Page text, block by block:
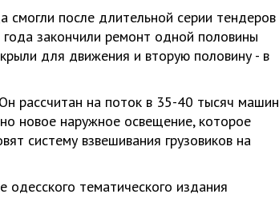
после длительной серии тендеров
закончили ремонт одной половины
для движения и вторую половину - в
рассчитан на поток в 35-40 тысяч машин
новое наружное освещение, которое
систему взвешивания грузовиков на
одесского тематического издания